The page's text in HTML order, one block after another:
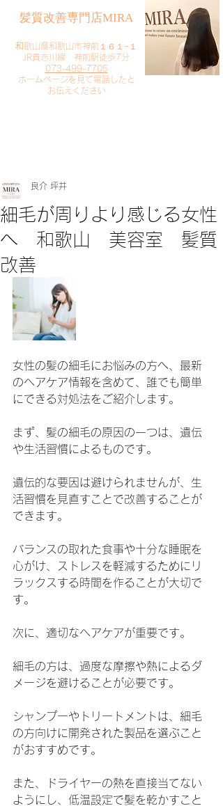
​髪質改善専門店MIRA
​和歌山県和歌山市神前１６１−１
JR貴志川線 神前駅徒歩7分
073-499-7705
​ホームページを見て電話したと
お伝えください
細毛が周りより感じる女性
へ 和歌山 美容室 髪質
改善
良介 坪井
女性の髪の細毛にお悩みの方へ、最新
のヘアケア情報を含めて、誰でも簡単
にできる対処法をご紹介します。
まず、髪の細毛の原因の一つは、遺伝
や生活習慣によるものです。
遺伝的な要因は避けられませんが、生
活習慣を見直すことで改善することが
できます。
バランスの取れた食事や十分な睡眠を
心がけ、ストレスを軽減するためにリ
ラックスする時間を作ることが大切で
す。
次に、適切なヘアケアが重要です。
細毛の方は、過度な摩擦や熱によるダ
メージを避けることが必要です。
シャンプーやトリートメントは、細毛
の方向けに開発された製品を選ぶこと
がおすすめです。
また、ドライヤーの熱を直接当てない
ようにし、低温設定で髪を乾かすこと